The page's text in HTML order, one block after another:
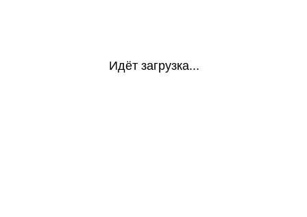
Идёт загрузка...